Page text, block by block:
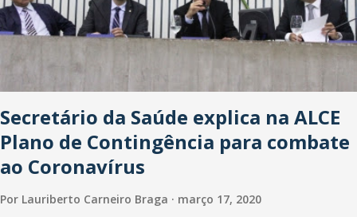
Secretário da Saúde explica na ALCE
Plano de Contingência para combate
ao Coronavírus
Por Lauriberto Carneiro Braga março 17, 2020